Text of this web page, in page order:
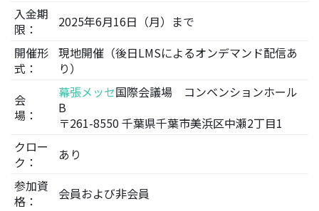
入金期
限：
2025年6月16日（月）まで
開催形
式：
現地開催（後日LMSによるオンデマンド配信あ
り）
会
場：
幕張メッセ国際会議場 コンベンションホール
B
〒261-8550 千葉県千葉市美浜区中瀬2丁目1
クロー
ク：
あり
参加資
格：
会員および非会員